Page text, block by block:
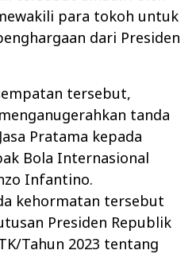
para tokoh untuk
dari Presiden
tersebut,
tanda
Pratama kepada
Bola Internasional
Infantino.
kehormatan tersebut
Presiden Republik
Tahun 2023 tentang